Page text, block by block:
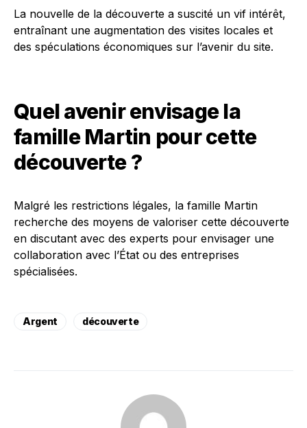
La nouvelle de la découverte a suscité un vif intérêt,
entraînant une augmentation des visites locales et
des spéculations économiques sur l’avenir du site.
Quel avenir envisage la
famille Martin pour cette
découverte ?
Malgré les restrictions légales, la famille Martin
recherche des moyens de valoriser cette découverte
en discutant avec des experts pour envisager une
collaboration avec l’État ou des entreprises
spécialisées.
Argent découverte